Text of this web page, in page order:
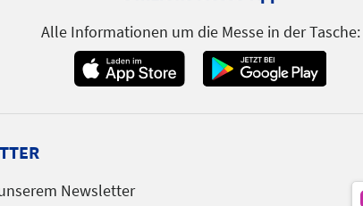
Alle Informationen um die Messe in der Tasche:
Newsletter